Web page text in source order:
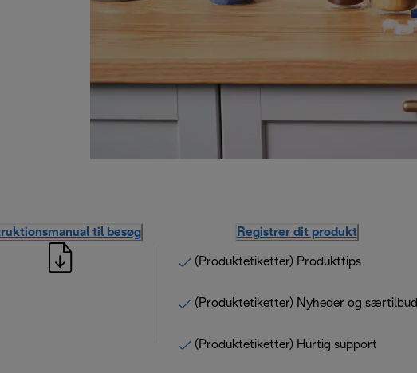
til besøg Registrer dit produkt
(Produktetiketter) Produkttips
(Produktetiketter) Nyheder og særtilbud
(Produktetiketter) Hurtig support